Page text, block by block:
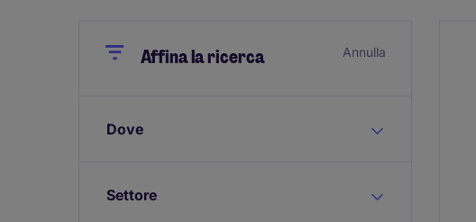
CloseAffina la ricerca Annulla
Dove
Settore